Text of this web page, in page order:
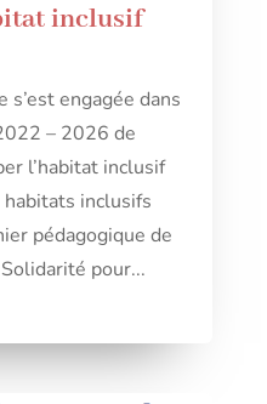
inclusif
engagée dans
– 2026 de
l’habitat inclusif
inclusifs
pédagogique de
pour...